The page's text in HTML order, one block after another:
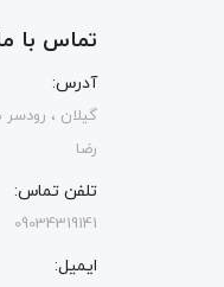
تماس با
آدرس:
گیلان ، رودسر
رضا
تلفن تماس:
09034319141
ایمیل: